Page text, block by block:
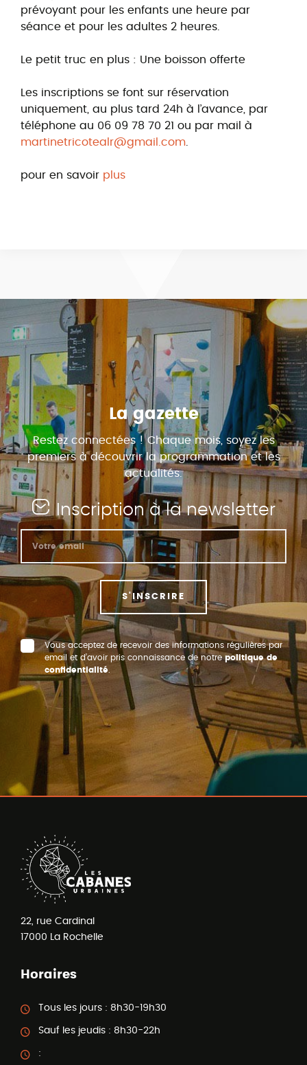
prévoyant pour les enfants une heure par
séance et pour les adultes 2 heures.
Le petit truc en plus : Une boisson offerte
Les inscriptions se font sur réservation
uniquement, au plus tard 24h à l’avance, par
téléphone au 06 09 78 70 21 ou par mail à
martinetricotealr@gmail.com
pour en savoir plus
La gazette
Restez connectées ! Chaque mois, soyez les
premiers à découvrir la programmation et les
actualités.
Inscription à la newsletter
S'INSCRIRE
Vous acceptez de recevoir des informations régulières par
email et d’avoir pris connaissance de notrepolitique de
confidentialité
22, rue Cardinal
17000 La Rochelle
Horaires
Tous les jours : 8h30-19h30
Sauf les jeudis : 8h30-22h
: